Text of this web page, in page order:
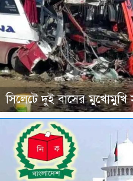
সিলেটে দুই বাসের মুখোমুখি